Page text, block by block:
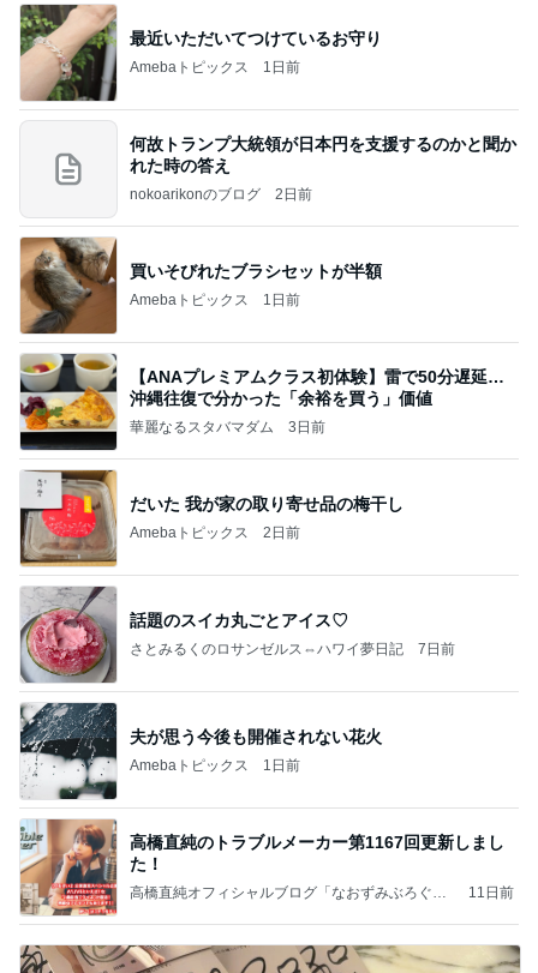
最近いただいてつけているお守り
Amebaトピックス 1日前
何故トランプ大統領が日本円を支援するのかと聞か
れた時の答え
nokoarikonのブログ 2日前
買いそびれたブラシセットが半額
Amebaトピックス 1日前
【ANAプレミアムクラス初体験】雷で50分遅延…
沖縄往復で分かった「余裕を買う」価値
華麗なるスタバマダム 3日前
だいた 我が家の取り寄せ品の梅干し
Amebaトピックス 2日前
話題のスイカ丸ごとアイス♡
さとみるくのロサンゼルス⇔ハワイ夢日記 7日前
夫が思う今後も開催されない花火
Amebaトピックス 1日前
高橋直純のトラブルメーカー第1167回更新しまし
た！
高橋直純オフィシャルブログ「なおずみぶろぐ」
11日前